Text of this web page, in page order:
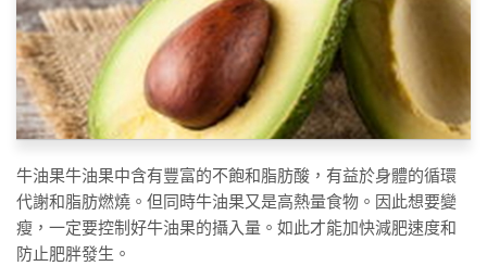
牛油果牛油果中含有豐富的不飽和脂肪酸，有益於身體的循環
代謝和脂肪燃燒。但同時牛油果又是高熱量食物。因此想要變
瘦，一定要控制好牛油果的攝入量。如此才能加快減肥速度和
防止肥胖發生。